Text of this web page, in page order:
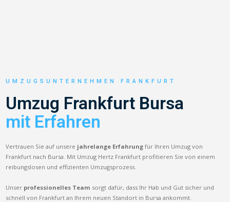
UMZUGSUNTERNEHMEN FRANKFURT
Umzug Frankfurt Bursa
mit Erfahren
Vertrauen Sie auf unsere jahrelange Erfahrung für Ihren Umzug von
Frankfurt nach Bursa. Mit Umzug Hertz Frankfurt profitieren Sie von einem
reibungslosen und effizienten Umzugsprozess.
Unser professionelles Team sorgt dafür, dass Ihr Hab und Gut sicher und
schnell von Frankfurt an Ihrem neuen Standort in Bursa ankommt.